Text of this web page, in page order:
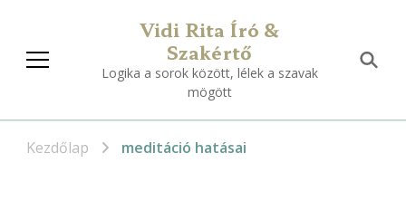
Vidi Rita Író &
Szakértő
Logika a sorok között, lélek a szavak
mögött
Kezdőlap meditáció hatásai